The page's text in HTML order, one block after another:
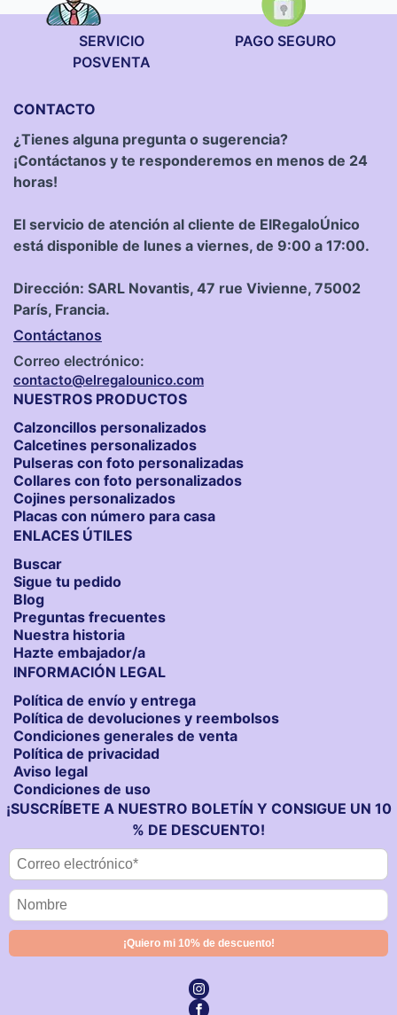
SERVICIO
POSVENTA
PAGO SEGURO
CONTACTO
¿Tienes alguna pregunta o sugerencia?
¡Contáctanos y te responderemos en menos de 24
horas!
El servicio de atención al cliente de ElRegaloÚnico
está disponible de lunes a viernes, de 9:00 a 17:00.
Dirección: SARL Novantis, 47 rue Vivienne, 75002
París, Francia.
Contáctanos
Correo electrónico:
contacto@elregalounico.com
NUESTROS PRODUCTOS
Calzoncillos personalizados​
Calcetines personalizados
Pulseras con foto personalizadas
Collares con foto personalizados
Cojines personalizados
Placas con número para casa
ENLACES ÚTILES
Buscar
Sigue tu pedido
Blog
Preguntas frecuentes
Nuestra historia
Hazte embajador/a
INFORMACIÓN LEGAL
Política de envío y entrega
Política de devoluciones y reembolsos
Condiciones generales de venta
Política de privacidad
Aviso legal
Condiciones de uso
¡SUSCRÍBETE A NUESTRO BOLETÍN Y CONSIGUE UN 10
% DE DESCUENTO!